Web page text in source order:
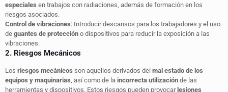
especiales en trabajos con radiaciones, además de formación en los
riesgos asociados.
Control de vibraciones: Introducir descansos para los trabajadores y el uso
de guantes de protección o dispositivos para reducir la exposición a las
vibraciones.
2. Riesgos Mecánicos
Los riesgos mecánicos son aquellos derivados del mal estado de los
equipos y maquinarias , así como de la incorrecta utilización de las
herramientas y dispositivos. Estos riesgos pueden provocarlesiones